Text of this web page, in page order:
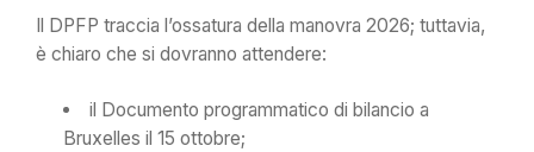
Il DPFP traccia l’ossatura della manovra 2026; tuttavia,
è chiaro che si dovranno attendere:
il Documento programmatico di bilancio a
Bruxelles il 15 ottobre;